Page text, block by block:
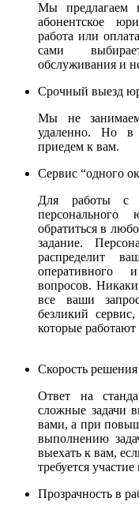
Мы предлагаем
абонентское
работа или
сами
обслуживания и
Срочный выезд
Мы не
удаленно. Но в
приедем к вам.
Сервис “одного
Для работы с
обратиться в
задание.
распределит
оперативного
вопросов.
все ваши
безликий
которые работают
Скорость
Ответ на
сложные задачи
вами, а при
выполнению
выехать к вам,
требуется
Прозрачность в